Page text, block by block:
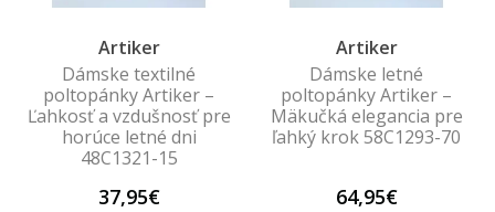
Artiker
Dámske textilné
poltopánky Artiker –
Ľahkosť a vzdušnosť pre
horúce letné dni
48C1321-15
37,95€
Artiker
Dámske letné
poltopánky Artiker –
Mäkučká elegancia pre
ľahký krok 58C1293-70
64,95€